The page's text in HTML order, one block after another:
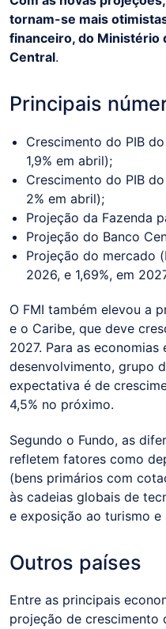
tornam-se mais
financeiro, do Ministério
Central.
Principais
Crescimento do PIB
1,9% em abril);
Crescimento do PIB
2% em abril);
Projeção da Fazenda
Projeção do Banco
Projeção do mercado
2026, e 1,69%, em
O FMI também elevou a
e o Caribe, que deve
2027. Para as economias
desenvolvimento, grupo
expectativa é de
4,5% no próximo.
Segundo o Fundo, as
refletem fatores como
(bens primários com
às cadeias globais de
e exposição ao turismo
Outros países
Entre as principais
projeção de crescimento